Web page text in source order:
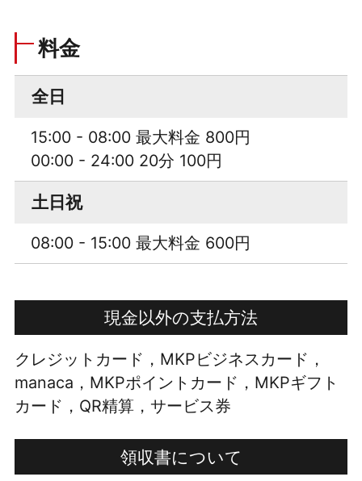
料金
全日
15:00 - 08:00 最大料金 800円
00:00 - 24:00 20分 100円
土日祝
08:00 - 15:00 最大料金 600円
現金以外の支払方法
クレジットカード，MKPビジネスカード，
manaca，MKPポイントカード，MKPギフト
カード，QR精算，サービス券
領収書について